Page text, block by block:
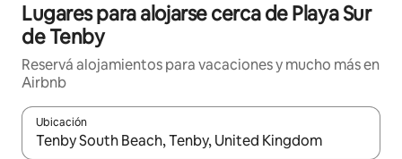
Lugares para alojarse cerca de Playa Sur
de Tenby
Reservá alojamientos para vacaciones y mucho más en
Airbnb
Ubicación
Cuando los resultados estén disponibles, navegá con las